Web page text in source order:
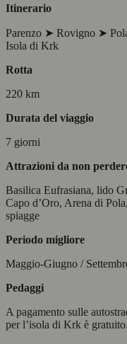
Itinerario
Parenzo ➤ Rovigno ➤
Isola di Krk
Rotta
220 km
Durata del viaggio
7 giorni
Attrazioni da non
Basilica Eufrasiana, lido
Capo d’Oro, Arena di
spiagge
Periodo migliore
Maggio-Giugno /
Pedaggi
A pagamento sulle
per l’isola di Krk è gratuito.